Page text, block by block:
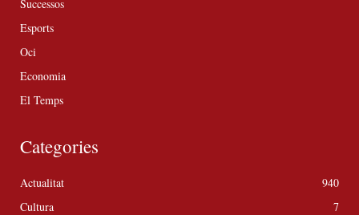
Successos
Esports
Oci
Economia
El Temps
Categories
Actualitat
940
Cultura
7